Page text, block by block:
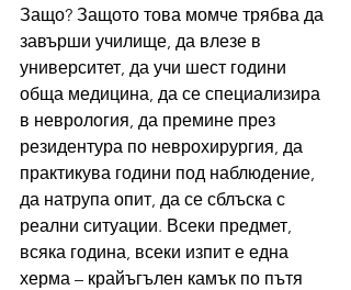
Защо? Защото това момче трябва да
завърши училище, да влезе в
университет, да учи шест години
обща медицина, да се специализира
в неврология, да премине през
резидентура по неврохирургия, да
практикува години под наблюдение,
да натрупа опит, да се сблъска с
реални ситуации. Всеки предмет,
всяка година, всеки изпит е една
херма – крайъгълен камък по пътя